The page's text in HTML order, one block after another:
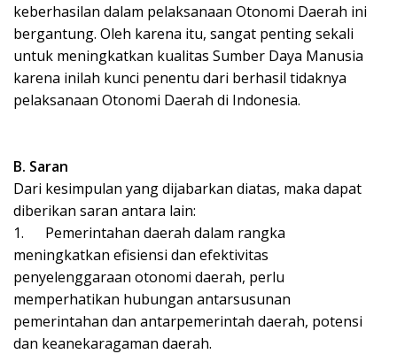
keberhasilan dalam pelaksanaan Otonomi Daerah ini
bergantung. Oleh karena itu, sangat penting sekali
untuk meningkatkan kualitas Sumber Daya Manusia
karena inilah kunci penentu dari berhasil tidaknya
pelaksanaan Otonomi Daerah di Indonesia.
B. Saran
Dari kesimpulan yang dijabarkan diatas, maka dapat
diberikan saran antara lain:
1.
Pemerintahan daerah dalam rangka
meningkatkan efisiensi dan efektivitas
penyelenggaraan otonomi daerah, perlu
memperhatikan hubungan antarsusunan
pemerintahan dan antarpemerintah daerah, potensi
dan keanekaragaman daerah.